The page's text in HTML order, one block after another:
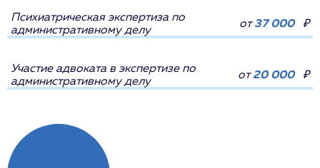
Психиатрическая экспертиза по
административному делу
от37 000 ₽
Участие адвоката в экспертизе по
административному делу
от20 000 ₽